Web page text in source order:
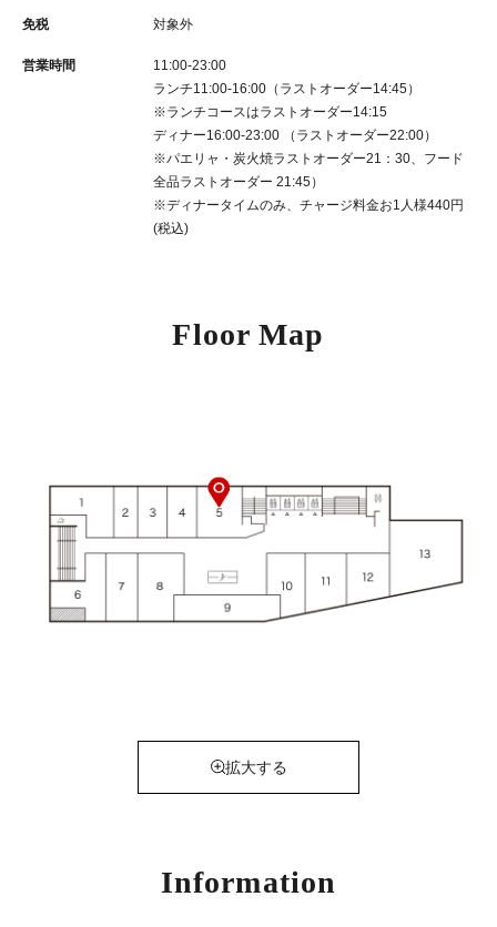
免税 対象外
営業時間
11:00‐23:00
ランチ11:00‐16:00（ラストオーダー14:45）
※ランチコースはラストオーダー14:15
ディナー16:00‐23:00 （ラストオーダー22:00）
※パエリャ・炭火焼ラストオーダー21：30、フード
全品ラストオーダー 21:45）
※ディナータイムのみ、チャージ料金お1人様440円
(税込)
Floor Map
拡大する
Information